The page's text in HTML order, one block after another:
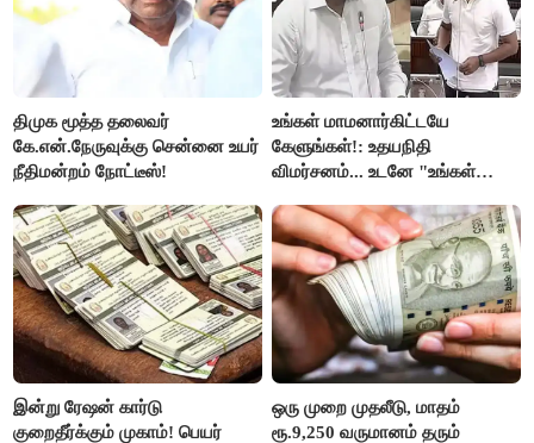
திமுக மூத்த தலைவர்
கே.என்.நேருவுக்கு சென்னை உயர்
நீதிமன்றம் நோட்டீஸ்!
உங்கள் மாமனார்கிட்டயே
கேளுங்கள்!: உதயநிதி
விமர்சனம்... உடனே "உங்கள்
ஆதவ் அர்ஜுனா பதிலடி!
இன்று ரேஷன் கார்டு
குறைதீர்க்கும் முகாம்! பெயர்
ஒரு முறை முதலீடு, மாதம்
ரூ.9,250 வருமானம் தரும்